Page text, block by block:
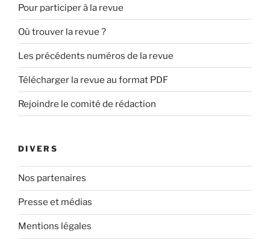
Pour participer à la revue
Où trouver la revue ?
Les précédents numéros de la revue
Télécharger la revue au format PDF
Rejoindre le comité de rédaction
DIVERS
Nos partenaires
Presse et médias
Mentions légales